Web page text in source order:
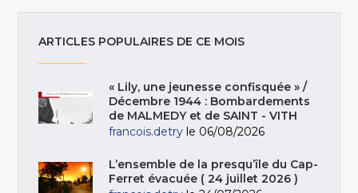
ARTICLES POPULAIRES DE CE MOIS
« Lily, une jeunesse confisquée » /
Décembre 1944 : Bombardements
de MALMEDY et de SAINT - VITH
francois.detry le 06/08/2026
L’ensemble de la presqu’île du Cap-
Ferret évacuée ( 24 juillet 2026 )